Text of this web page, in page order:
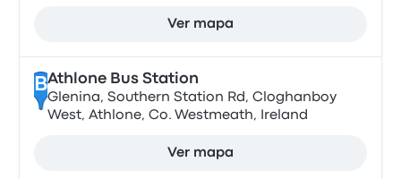
Ver mapa
BAthlone Bus Station
Glenina, Southern Station Rd, Cloghanboy
West, Athlone, Co. Westmeath, Ireland
Ver mapa